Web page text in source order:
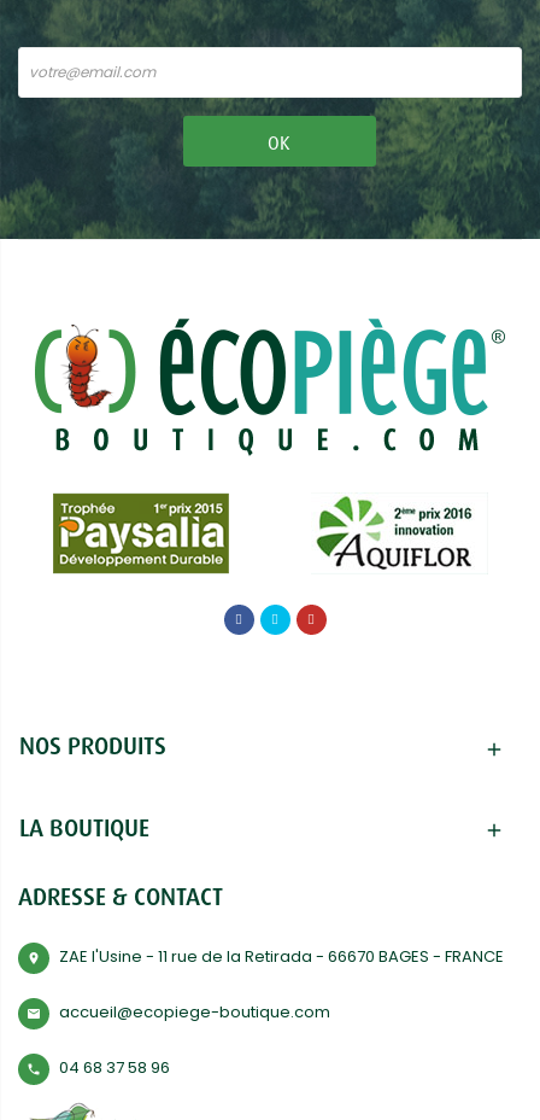
NOS PRODUITS add
LA BOUTIQUE add
ADRESSE & CONTACT
room ZAE l'Usine - 11 rue de la Retirada - 66670 BAGES - FRANCE
mail accueil@ecopiege-boutique.com
phone 04 68 37 58 96